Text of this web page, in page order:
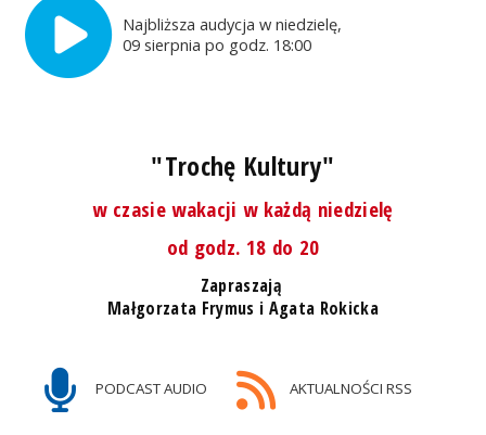
Najbliższa audycja w niedzielę,
09 sierpnia po godz. 18:00
"Trochę Kultury"
w czasie wakacji w każdą niedzielę
od godz. 18 do 20
Zapraszają
Małgorzata Frymus i Agata Rokicka
PODCAST AUDIO AKTUALNOŚCI RSS